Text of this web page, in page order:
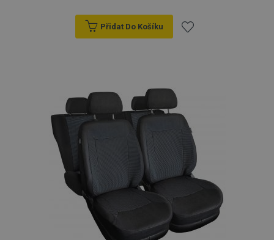
Přidat Do Košíku
oblíbeným